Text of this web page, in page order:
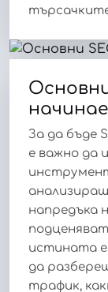
За да бъде
е важно да
напредъка
истината
да
трафик,